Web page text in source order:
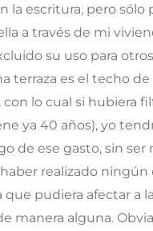
la escritura, pero sólo
a través de mi
su uso para
terraza es el techo de
lo cual si hubiera
ya 40 años), yo
de ese gasto, sin ser
realizado ningún
pudiera afectar a la
manera alguna.